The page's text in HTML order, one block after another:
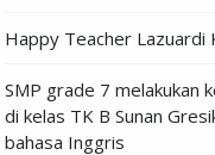
Happy Teacher Lazuardi
SMP grade 7 melakukan
di kelas TK B Sunan
bahasa Inggris